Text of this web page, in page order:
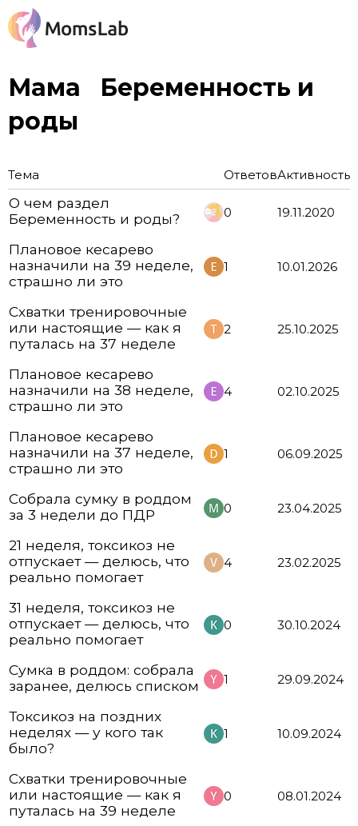
Мама
Беременность и
роды
Тема ОтветовАктивность
О чем раздел
Беременность и роды?
0 19.11.2020
Плановое кесарево
назначили на 39 неделе,
страшно ли это
1 10.01.2026
Схватки тренировочные
или настоящие — как я
путалась на 37 неделе
2 25.10.2025
Плановое кесарево
назначили на 38 неделе,
страшно ли это
4 02.10.2025
Плановое кесарево
назначили на 37 неделе,
страшно ли это
1 06.09.2025
Собрала сумку в роддом
за 3 недели до ПДР
0 23.04.2025
21 неделя, токсикоз не
отпускает — делюсь, что
реально помогает
4 23.02.2025
31 неделя, токсикоз не
отпускает — делюсь, что
реально помогает
0 30.10.2024
Сумка в роддом: собрала
заранее, делюсь списком
1 29.09.2024
Токсикоз на поздних
неделях — у кого так
было?
1 10.09.2024
Схватки тренировочные
или настоящие — как я
путалась на 39 неделе
0 08.01.2024